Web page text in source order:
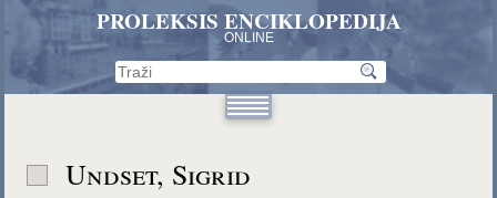
PROLEKSIS ENCIKLOPEDIJA
ONLINE
Undset, Sigrid